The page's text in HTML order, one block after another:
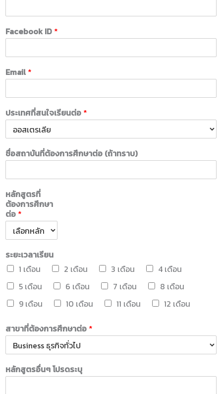
Facebook ID *
Email *
ประเทศที่สนใจเรียนต่อ *
ชื่อสถาบันที่ต้องการศึกษาต่อ (ถ้าทราบ)
หลักสูตรที่
ต้องการศึกษา
ต่อ *
ระยะเวลาเรียน
1 เดือน
2 เดือน 3 เดือน
4 เดือน
5 เดือน
6 เดือน 7 เดือน
8 เดือน
9 เดือน
10 เดือน 11 เดือน 12 เดือน
สาขาที่ต้องการศึกษาต่อ *
หลักสูตรอื่นๆ โปรดระบุ